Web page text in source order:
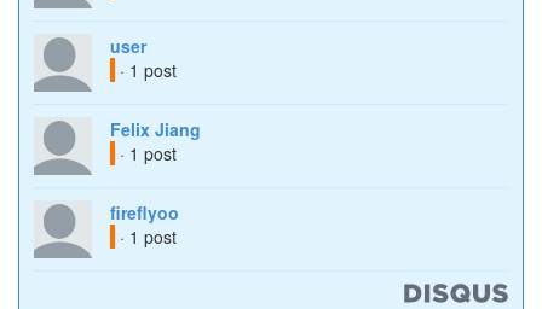
user
· 1 post
Felix Jiang
· 1 post
fireflyoo
· 1 post